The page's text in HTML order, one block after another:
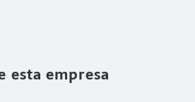
esta empresa